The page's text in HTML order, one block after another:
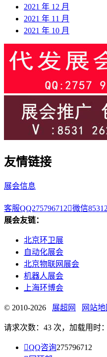
2021 年 12 月
2021 年 11 月
2021 年 10 月
友情链接
展会信息
客服QQ275796712微信
展会友链：
北京环卫展
自动化展会
北京物联网展会
机器人展会
上海环博会
© 2010-2026 展超网 网站地
请求次数：43 次，加载用时
QQ咨询275796712